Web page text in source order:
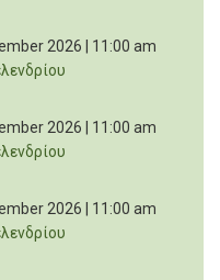
2026 | 11:00 am
2026 | 11:00 am
2026 | 11:00 am